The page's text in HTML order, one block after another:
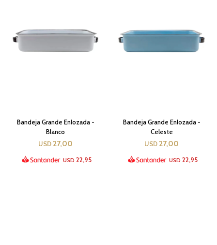
Bandeja Grande Enlozada -
Blanco
USD 27,00
USD 22,95
Bandeja Grande Enlozada -
Celeste
USD 27,00
USD 22,95